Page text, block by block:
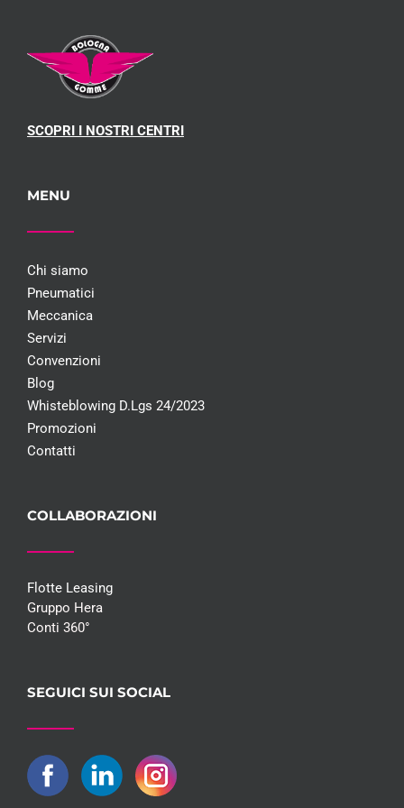
SCOPRI I NOSTRI CENTRI
MENU
Chi siamo
Pneumatici
Meccanica
Servizi
Convenzioni
Blog
Whisteblowing D.Lgs 24/2023
Promozioni
Contatti
COLLABORAZIONI
Flotte Leasing
Gruppo Hera
Conti 360°
SEGUICI SUI SOCIAL